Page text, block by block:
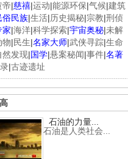
帝|慈禧|运动|能源环保|气候|建筑
俗民族|生活|历史揭秘|宗教|刑侦
家|海洋|科学探索|宇宙奥秘|未解
物|民生|名家大师|武侠寻踪|生命
然发现|国学|悬案秘闻|事件|名著
|古迹遗址
石油的力量...
石油是人类社会...